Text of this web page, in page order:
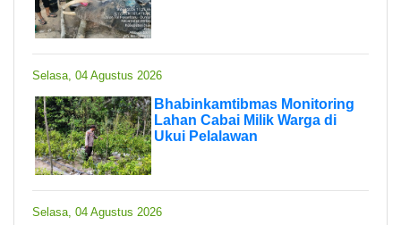
Selasa, 04 Agustus 2026
Bhabinkamtibmas Monitoring
Lahan Cabai Milik Warga di
Ukui Pelalawan
Selasa, 04 Agustus 2026